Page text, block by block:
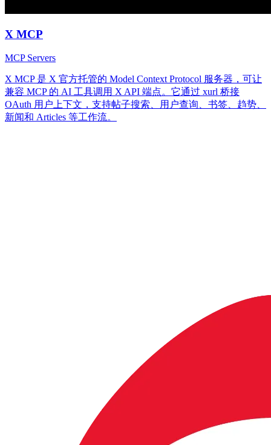
X MCP
MCP Servers
X MCP 是 X 官方托管的 Model Context Protocol 服务器，可让
兼容 MCP 的 AI 工具调用 X API 端点。它通过 xurl 桥接
OAuth 用户上下文，支持帖子搜索、用户查询、书签、趋势、
新闻和 Articles 等工作流。